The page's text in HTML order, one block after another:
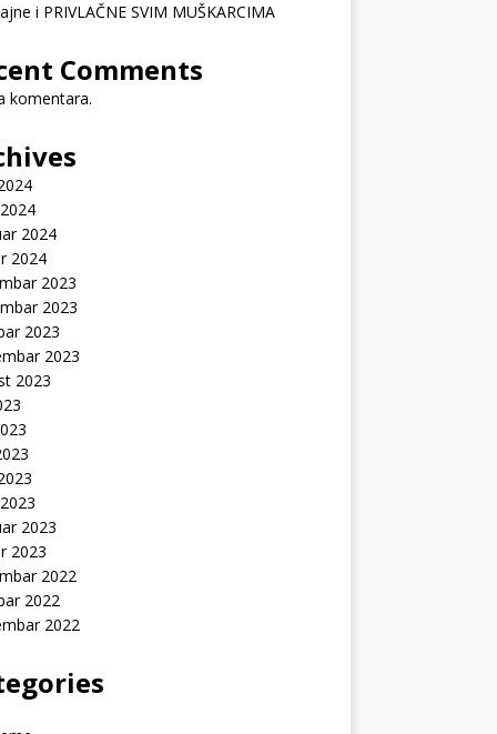
i PRIVLAČNE SVIM MUŠKARCIMA
Comments
komentara.
2024
2024
2023
2023
2023
2023
2023
2023
2023
2022
2022
2022